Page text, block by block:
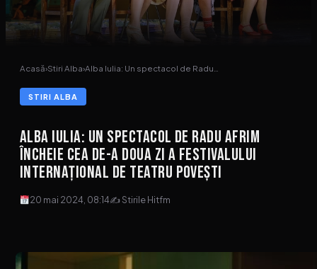
Acasă›Stiri Alba›Alba Iulia: Un spectacol de Radu…
STIRI ALBA
Alba Iulia: Un spectacol de Radu Afrim
încheie cea de-a doua zi a Festivalului
Internațional de Teatru Povești
20 mai 2024, 08:14✍ Stirile Hitfm